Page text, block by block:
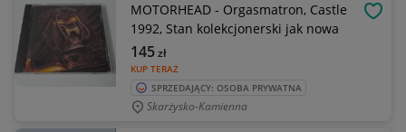
MOTORHEAD - Orgasmatron, Castle
1992, Stan kolekcjonerski jak nowa
KUP TERAZ
145zł
SPRZEDAJĄCY: OSOBA PRYWATNA
Skarżysko-Kamienna